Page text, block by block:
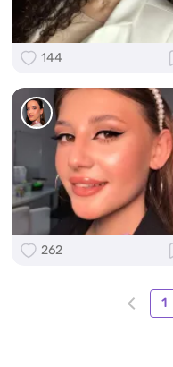
144
262
1